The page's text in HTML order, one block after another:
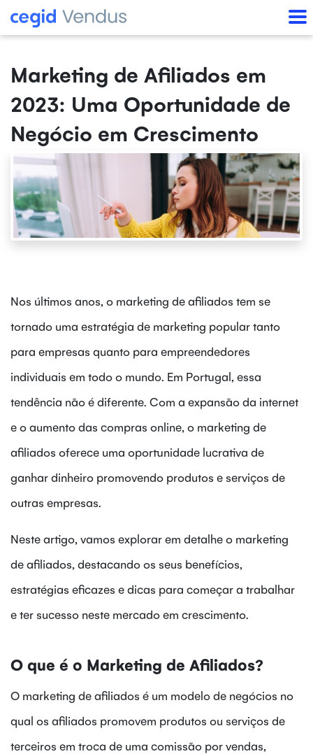
Marketing de Afiliados em
2023: Uma Oportunidade de
Negócio em Crescimento
Nos últimos anos, o marketing de afiliados tem se
tornado uma estratégia de marketing popular tanto
para empresas quanto para empreendedores
individuais em todo o mundo. Em Portugal, essa
tendência não é diferente. Com a expansão da internet
e o aumento das compras online, o marketing de
afiliados oferece uma oportunidade lucrativa de
ganhar dinheiro promovendo produtos e serviços de
outras empresas.
Neste artigo, vamos explorar em detalhe o marketing
de afiliados, destacando os seus benefícios,
estratégias eficazes e dicas para começar a trabalhar
e ter sucesso neste mercado em crescimento.
O que é o Marketing de Afiliados?
O marketing de afiliados é um modelo de negócios no
qual os afiliados promovem produtos ou serviços de
terceiros em troca de uma comissão por vendas,